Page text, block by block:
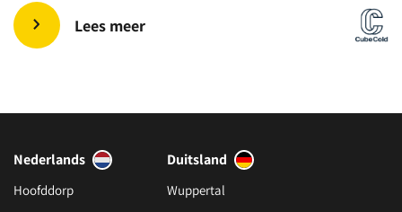
Lees meer
Nederlands
Hoofddorp
Duitsland
Wuppertal